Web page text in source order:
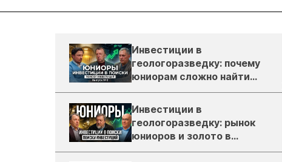
Инвестиции в
геологоразведку: почему
юниорам сложно найти
деньги
Инвестиции в
геологоразведку: рынок
юниоров и золото в
России